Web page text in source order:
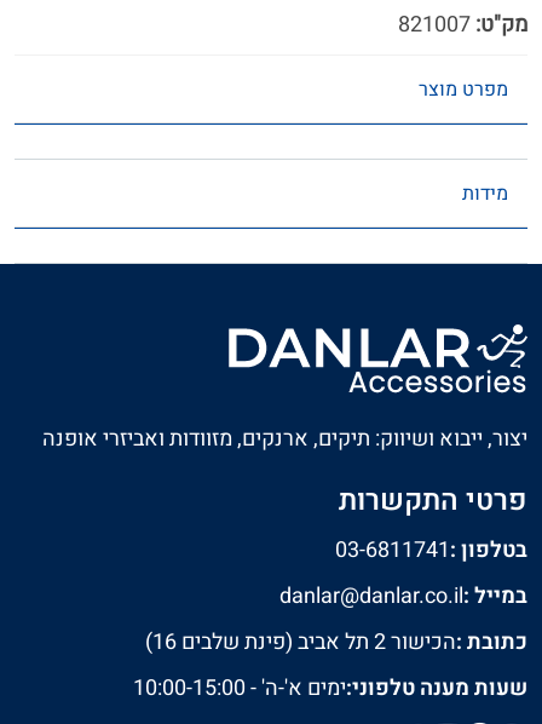
מק"ט:
מפרט מוצר
מידות
יצור, ייבוא ושיווק: תיקים, ארנקים, מזוודות ואביזרי אופנה
פרטי התקשרות
בטלפון :03-6811741
במייל :danlar@danlar.co.il
כתובת :הכישור 2 תל אביב (פינת שלבים 16)
שעות מענה טלפוני:ימים א'-ה' - 10:00-15:00